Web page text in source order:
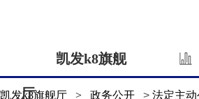
凯发k8旗舰
厅
凯发k8旗舰厅 > 政务公开 > 法定主